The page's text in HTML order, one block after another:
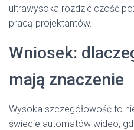
ultrawysoka rozdzielczość
pracą projektantów.
Wniosek:
mają znaczenie
Wysoka szczegółowość to
świecie automatów wideo,